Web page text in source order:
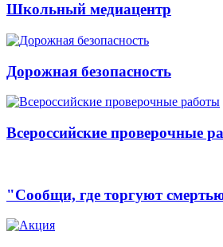
Школьный медиацентр
Дорожная безопасность
Всероссийские проверочные
"Сообщи, где торгуют